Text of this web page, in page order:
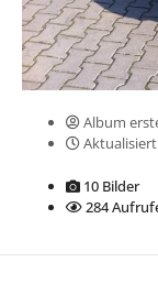
Album
Aktualisiert
10 Bilder
284